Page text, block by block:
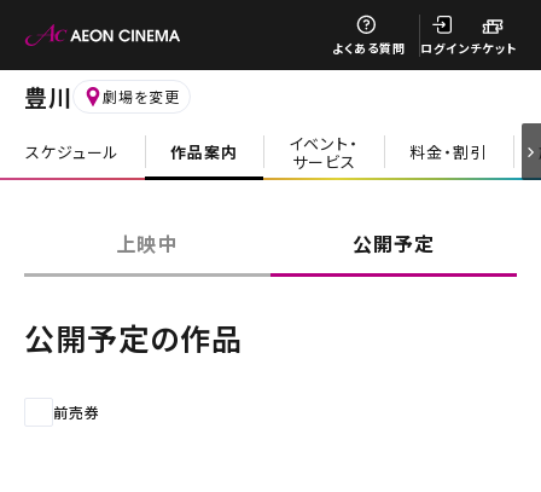
よくある質問 ログインチケット
豊川 劇場を変更
スケジュール 作品案内 イベント・
サービス 料金・割引
上映中 公開予定
公開予定の作品
前売券
閉じる
閉じる